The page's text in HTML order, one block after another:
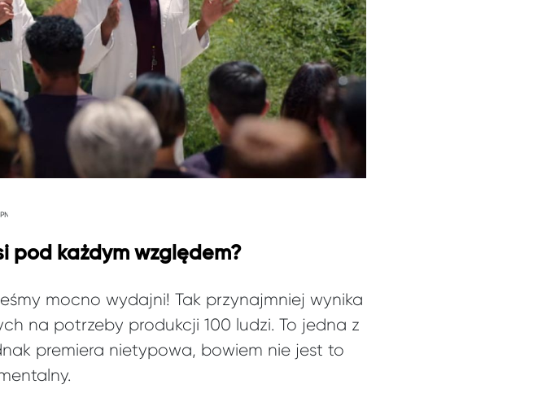
pod każdym względem?
mocno wydajni! Tak przynajmniej wynika
na potrzeby produkcji 100 ludzi. To jedna z
premiera nietypowa, bowiem nie jest to